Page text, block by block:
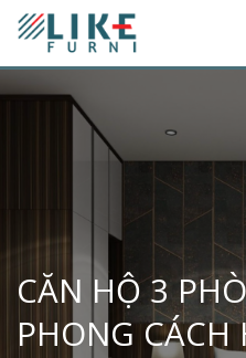
CĂN HỘ 3
PHONG